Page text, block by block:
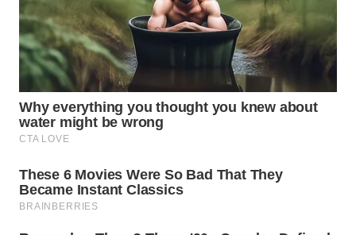
WAHANA
TANI
WAHANA
ADVOKAT
WAHANA
WAHANA
KONSUMEN